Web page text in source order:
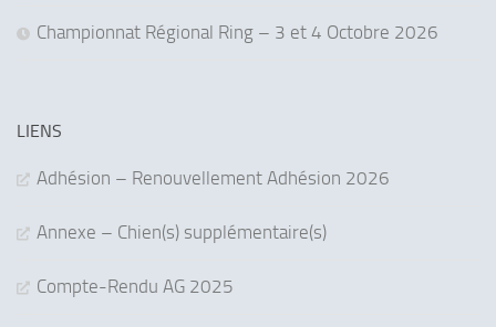
Championnat Régional Ring – 3 et 4 Octobre 2026
LIENS
Adhésion – Renouvellement Adhésion 2026
Annexe – Chien(s) supplémentaire(s)
Compte-Rendu AG 2025